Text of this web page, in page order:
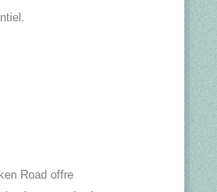
Road offre